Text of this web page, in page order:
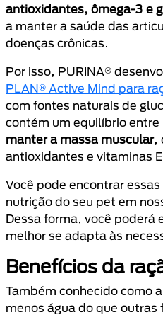
antioxidantes, ômega-3 e
a manter a saúde das
doenças crônicas.
Por isso, PURINA®
PLAN® Active Mind para
com fontes naturais de
contém um equilíbrio
manter a massa muscular,
antioxidantes e vitaminas E
Você pode encontrar
nutrição do seu pet em
Dessa forma, você poderá
melhor se adapta às
Benefícios da
Também conhecido como
menos água do que